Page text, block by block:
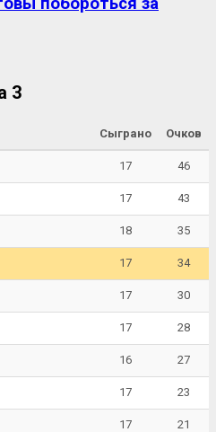
3
Сыграно Очков
17 46
17 43
18 35
17 34
17 30
17 28
16 27
17 23
17 21